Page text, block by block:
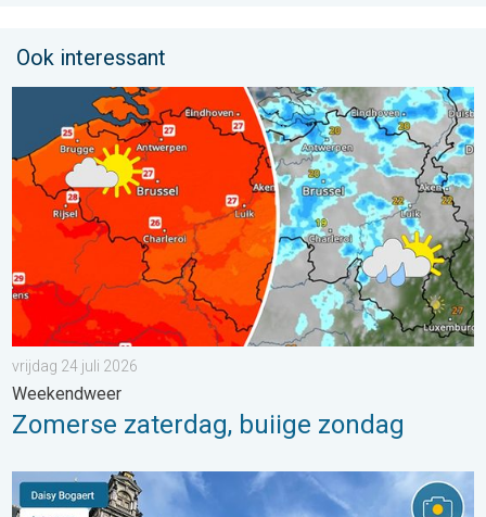
Ook interessant
Zomerse zaterdag, buiige zondag. Weekendweer. . . vrijdag
vrijdag 24 juli 2026
Weekendweer
Zomerse zaterdag, buiige zondag
Stuur jouw weerfoto van de week!. Weer&Radar uploader. . .